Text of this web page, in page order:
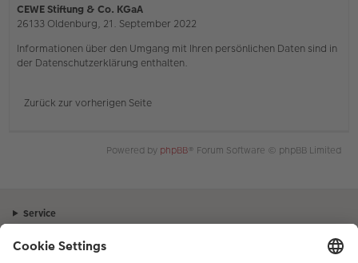
CEWE Stiftung & Co. KGaA
26133 Oldenburg, 21. September 2022
Informationen über den Umgang mit Ihren persönlichen Daten sind in
der Datenschutzerklärung enthalten.
Zurück zur vorherigen Seite
Powered by phpBB® Forum Software © phpBB Limited
Service